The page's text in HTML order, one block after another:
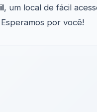
, um local de fácil
por você!